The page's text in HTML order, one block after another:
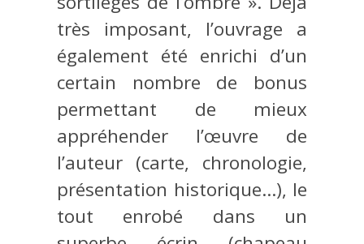
très imposant, l’ouvrage a
également été enrichi d’un
certain nombre de bonus
permettant de mieux
appréhender l’œuvre de
l’auteur (carte, chronologie,
présentation historique…), le
tout enrobé dans un